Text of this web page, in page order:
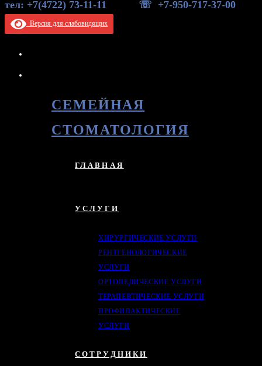
тел: +7(4722) 73-11-11 ☏ +7-950-717-37-00
Версия для слабовидящих
СЕМЕЙНАЯ
СТОМАТОЛОГИЯ
ГЛАВНАЯ
УСЛУГИ
ХИРУРГИЧЕСКИЕ УСЛУГИ
РЕНТГЕНОЛОГИЧЕСКИЕ
УСЛУГИ
ОРТОПЕДИЧЕСКИЕ УСЛУГИ
ТЕРАПЕВТИЧЕСКИЕ УСЛУГИ
ПРОФИЛАКТИЧЕСКИЕ
УСЛУГИ
СОТРУДНИКИ